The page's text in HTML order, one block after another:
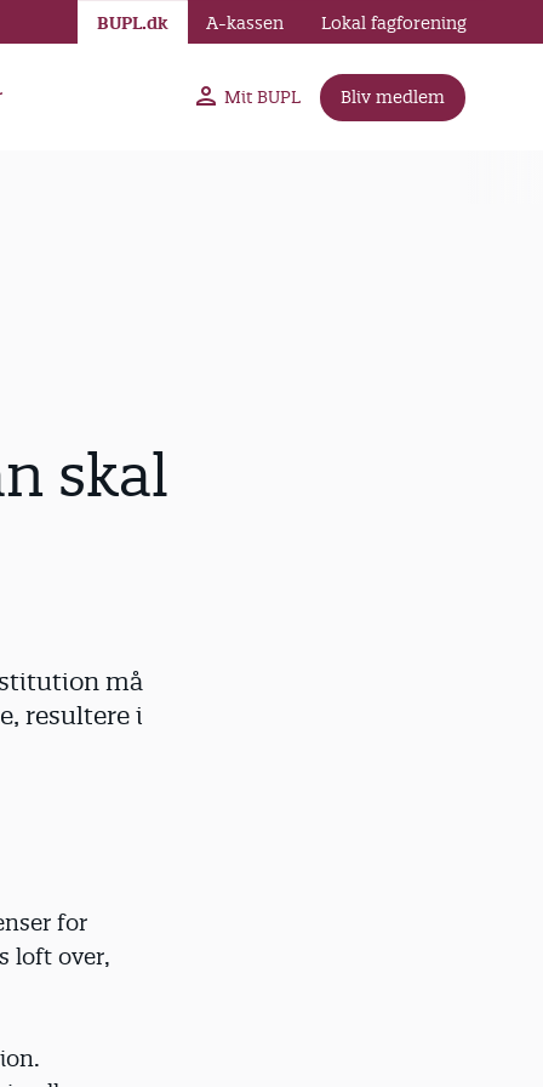
Mit BUPL Bliv medlem
BUPL.dk A-kassen Lokal fagforening
skal
må
resultere i
for
loft over,